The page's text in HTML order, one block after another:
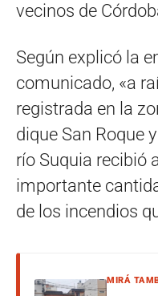
vecinos de
Según explicó la
comunicado, «a
registrada en la
dique San Roque
río Suquia recibió
importante
de los incendios
MIRÁ